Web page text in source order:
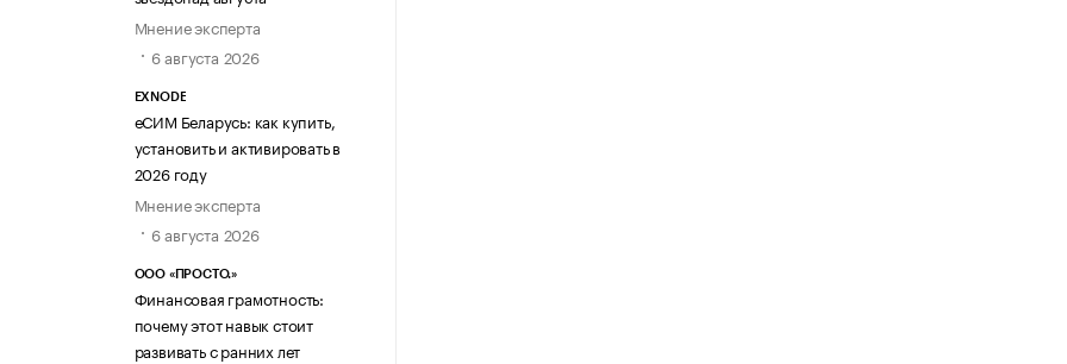
Мнение эксперта
6 августа 2026
EXNODE
еСИМ Беларусь: как купить,
установить и активировать в
2026 году
Мнение эксперта
6 августа 2026
ООО «ПРОСТО.»
Финансовая грамотность:
почему этот навык стоит
развивать с ранних лет